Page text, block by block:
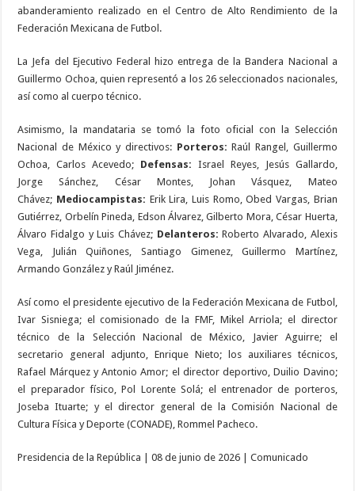
abanderamiento realizado en el Centro de Alto Rendimiento de la
Federación Mexicana de Futbol.
La Jefa del Ejecutivo Federal hizo entrega de la Bandera Nacional a
Guillermo Ochoa, quien representó a los 26 seleccionados nacionales,
así como al cuerpo técnico.
Asimismo, la mandataria se tomó la foto oficial con la Selección
Nacional de México y directivos: Porteros:Raúl Rangel, Guillermo
Ochoa, Carlos Acevedo; Defensas: Israel Reyes, Jesús Gallardo,
Jorge Sánchez, César Montes, Johan Vásquez, Mateo
Chávez; Mediocampistas: Erik Lira, Luis Romo, Obed Vargas, Brian
Gutiérrez, Orbelín Pineda, Edson Álvarez, Gilberto Mora, César Huerta,
Álvaro Fidalgo y Luis Chávez; Delanteros:Roberto Alvarado, Alexis
Vega, Julián Quiñones, Santiago Gimenez, Guillermo Martínez,
Armando González y Raúl Jiménez.
Así como el presidente ejecutivo de la Federación Mexicana de Futbol,
Ivar Sisniega; el comisionado de la FMF, Mikel Arriola; el director
técnico de la Selección Nacional de México, Javier Aguirre; el
secretario general adjunto, Enrique Nieto; los auxiliares técnicos,
Rafael Márquez y Antonio Amor; el director deportivo, Duilio Davino;
el preparador físico, Pol Lorente Solá; el entrenador de porteros,
Joseba Ituarte; y el director general de la Comisión Nacional de
Cultura Física y Deporte (CONADE), Rommel Pacheco.
Presidencia de la República | 08 de junio de 2026 | Comunicado